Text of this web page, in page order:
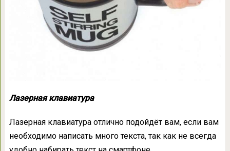
Лазерная клавиатура
Лазерная клавиатура отлично подойдёт вам, если вам
необходимо написать много текста, так как не всегда